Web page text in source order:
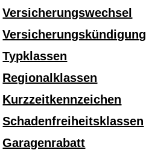
Versicherungswechsel
Versicherungskündigung
Typklassen
Regionalklassen
Kurzzeitkennzeichen
Schadenfreiheitsklassen
Garagenrabatt